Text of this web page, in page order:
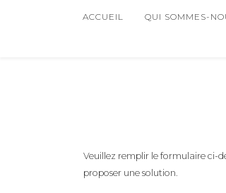
ACCUEIL QUI SOMMES-
Veuillez remplir le formulaire ci-
proposer une solution.